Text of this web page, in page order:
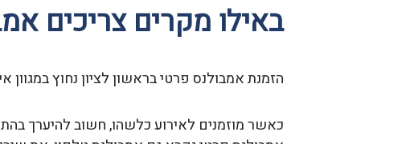
באילו מקרים צריכים
הזמנת אמבולנס פרטי בראשון לציון נחוץ במגוון
כאשר מוזמנים לאירוע כלשהו, חשוב להיערך